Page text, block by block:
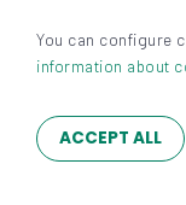
You can configure
information about
ACCEPT ALL